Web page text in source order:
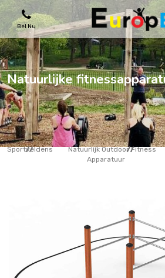
Bel Nu
SPEELTOESTELLEN
SKATEPARKS
HOUTEN HUIZENS
STADSMEUBILAIRS
CONTACT
Natuurlijke
Sportveldens
Natuurlijk Outdoor Fitness
Apparatuur